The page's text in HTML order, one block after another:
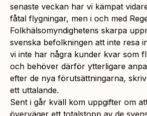
senaste veckan har vi kämpat
fåtal flygningar, men i och med
Folkhälsomyndighetens skarpa
svenska befolkningen att inte resa
vi inte har några kunder kvar som
och behöver därför ytterligare
efter de nya förutsättningarna,
ett uttalande.
Sent i går kväll kom uppgifter om
överväger ett totalstopp av de